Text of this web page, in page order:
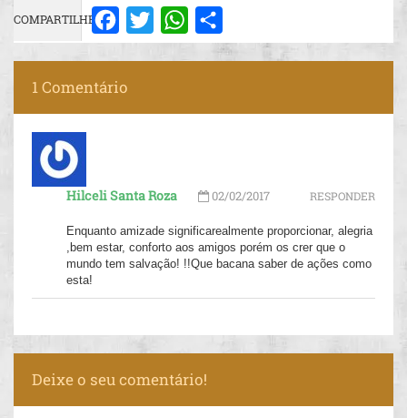
COMPARTILHE: Facebook
Twitter WhatsApp
1 Comentário
Hilceli Santa Roza 02/02/2017 RESPONDER
Enquanto amizade significarealmente proporcionar, alegria
,bem estar, conforto aos amigos porém os crer que o
mundo tem salvação! !!Que bacana saber de ações como
esta!
Deixe o seu comentário!